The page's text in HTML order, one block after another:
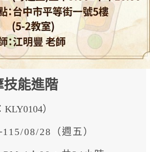
技能進階
KLY0104）
08/28（週五）